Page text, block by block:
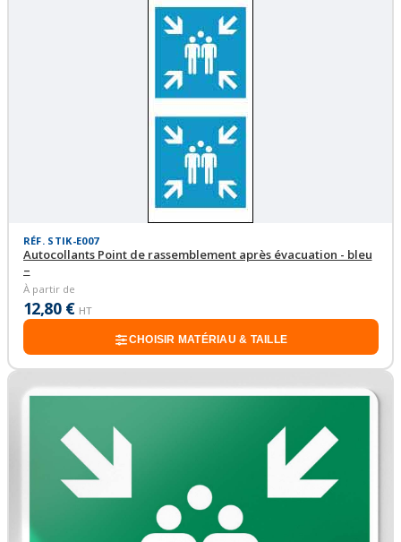
RÉF. STIK-E007
Autocollants Point de rassemblement après évacuation - bleu
–
À partir de
12,80 € HT
CHOISIR MATÉRIAU & TAILLE